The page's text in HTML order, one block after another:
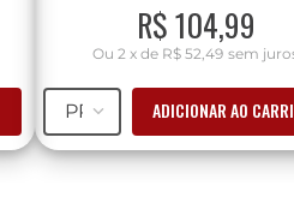
R$104,99
Ou2 x de R$ 52,49 sem
PP ADICIONAR AO